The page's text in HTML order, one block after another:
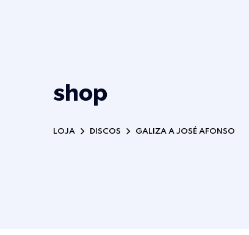
shop
LOJA DISCOS GALIZA A JOSÉ AFONSO